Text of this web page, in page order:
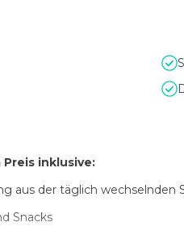
inklusive:
aus der täglich wechselnden
Snacks